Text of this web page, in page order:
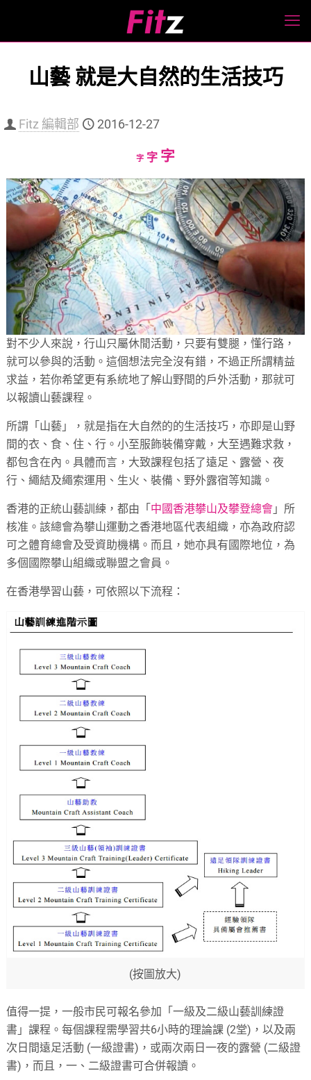
山藝 就是大自然的生活技巧
Fitz 編輯部 2016-12-27
字Decrease
size.
字Reset
size.
字Increase
size.
對不少人來說，行山只屬休閒活動，只要有雙腿，懂行路，
就可以參與的活動。這個想法完全沒有錯，不過正所謂精益
求益，若你希望更有系統地了解山野間的戶外活動，那就可
以報讀山藝課程。
所謂「山藝」，就是指在大自然的的生活技巧，亦即是山野
間的衣、食、住、行。小至服飾裝備穿戴，大至遇難求救，
都包含在內。具體而言，大致課程包括了遠足、露營、夜
行、繩結及繩索運用、生火、裝備、野外露宿等知識。
香港的正統山藝訓練，都由「 中國香港攀山及攀登總會 」所
核准。該總會為攀山運動之香港地區代表組織，亦為政府認
可之體育總會及受資助機構。而且，她亦具有國際地位，為
多個國際攀山組織或聯盟之會員。
在香港學習山藝，可依照以下流程：
(按圖放大)
值得一提，一般市民可報名參加「一級及二級山藝訓練證
書」課程。每個課程需學習共6小時的理論課 (2堂)，以及兩
次日間遠足活動 (一級證書)，或兩次兩日一夜的露營 (二級證
書)，而且，一、二級證書可合併報讀。